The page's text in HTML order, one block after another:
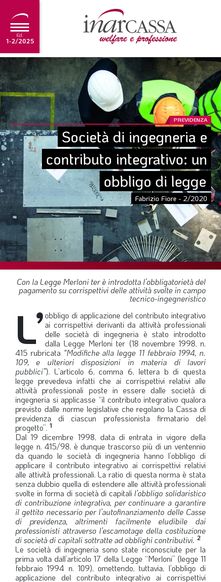
Ed.
1-2/2025
NEWS
EDITORIALE
TUTORIAL
SCADENZARIO
ARCHIVIO
Ultima edizione
1-2/2025
SOMMARIO
EDITORIALE
PREVIDENZA
FOCUS
PROFESSIONE
TERZA PAGINA
LE FOTO DEL FIL ROUGE
IN QUESTO NUMERO
SCENARIO ECONOMICO
SPAZIO APERTO
GOVERNANCE
FONDAZIONE
ASSOCIAZIONI
LA VIGNETTA DI EVASIO
SPECIALE
CAMBIA NUMERO expand_more
PREVIDENZA
Società di ingegneria e
contributo integrativo: un
obbligo di legge
Fabrizio Fiore - 2/2020
Con la Legge Merloni ter è introdotta l’obbligatorietà del
pagamento su corrispettivi delle attività svolte in campo
tecnico-ingegneristico
L’obbligo di applicazione del contributo integrativo
ai corrispettivi derivanti da attività professionali
delle società di ingegneria è stato introdotto
dalla Legge Merloni ter (18 novembre 1998, n.
415 rubricata “Modifiche alla legge 11 febbraio 1994, n.
109, e ulteriori disposizioni in materia di lavori
pubblici”). L’articolo 6, comma 6, lettera b di questa
legge prevedeva infatti che ai corrispettivi relativi alle
attività professionali poste in essere dalle società di
ingegneria si applicasse “il contributo integrativo qualora
previsto dalle norme legislative che regolano la Cassa di
previdenza di ciascun professionista firmatario del
progetto”. 1
Dal 19 dicembre 1998, data di entrata in vigore della
legge n. 415/98, è dunque trascorso più di un ventennio
da quando le società di ingegneria hanno l’obbligo di
applicare il contributo integrativo ai corrispettivi relativi
alle attività professionali. La ratio di questa norma è stata
senza dubbio quella di estendere alle attività professionali
svolte in forma di società di capitali l’obbligo solidaristico
di contribuzione integrativa, per continuare a garantire
il gettito necessario per l’autofinanziamento delle Casse
di previdenza, altrimenti facilmente eludibile dai
professionisti attraverso l’escamotage della costituzione
di società di capitali sottratte ad obblighi contributivi. 2
Le società di ingegneria sono state riconosciute per la
prima volta dall’articolo 17 della Legge “Merloni” (legge 11
febbraio 1994 n. 109), omettendo, tuttavia, l’obbligo di
applicazione del contributo integrativo ai corrispettivi